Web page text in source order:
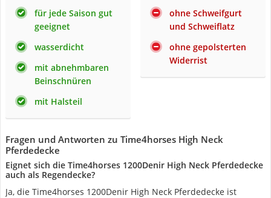
für jede Saison gut
geeignet
wasserdicht
mit abnehmbaren
Beinschnüren
mit Halsteil
ohne Schweifgurt
und Schweiflatz
ohne gepolsterten
Widerrist
Fragen und Antworten zu Time4horses High Neck
Pferdedecke
Eignet sich die Time4horses 1200Denir High Neck Pferdedecke
auch als Regendecke?
Ja, die Time4horses 1200Denir High Neck Pferdedecke ist